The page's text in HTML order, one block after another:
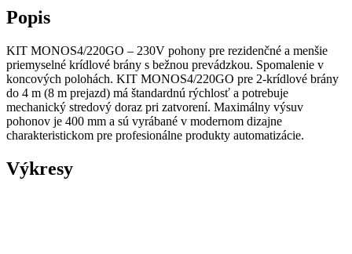
Popis
KIT MONOS4/220GO – 230V pohony pre rezidenčné a menšie
priemyselné krídlové brány s bežnou prevádzkou. Spomalenie v
koncových polohách. KIT MONOS4/220GO pre 2-krídlové brány
do 4 m (8 m prejazd) má štandardnú rýchlosť a potrebuje
mechanický stredový doraz pri zatvorení. Maximálny výsuv
pohonov je 400 mm a sú vyrábané v modernom dizajne
charakteristickom pre profesionálne produkty automatizácie.
Výkresy